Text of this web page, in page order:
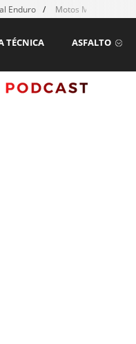
Enduro Motos MX para
ASFALTO
TÉCNICA